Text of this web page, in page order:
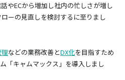
やECから増加し社内の忙しさが増し
ーの見直しを検討するに至りまし
理などの業務改善とDX化を目指すため
「キャムマックス」を導入しまし